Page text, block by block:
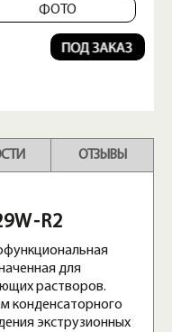
ФОТО
ОТЗЫВЫ
R2
для
растворов.
конденсаторного
экструзионных